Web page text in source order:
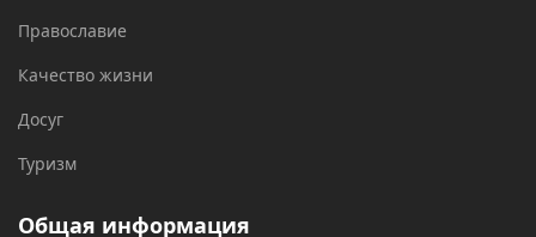
Православие
Качество жизни
Досуг
Туризм
Общая информация